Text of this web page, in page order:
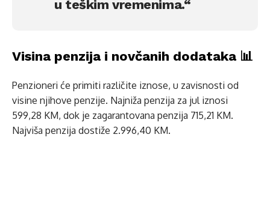
u teškim vremenima.“
Visina penzija i novčanih dodataka 📊
Penzi­oneri će primiti različite iznose, u zavisnosti od
visine njihove penzije. Najniža penzija za jul iznosi
599,28 KM, dok je zagarantovana penzija 715,21 KM.
Najviša penzija dostiže 2.996,40 KM.